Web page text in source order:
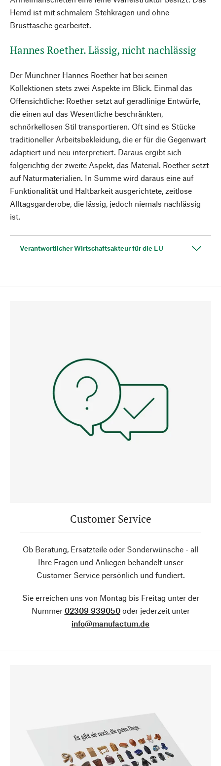
Hemd ist mit schmalem Stehkragen und ohne
Brusttasche gearbeitet.
Hannes Roether. Lässig, nicht nachlässig
Der Münchner Hannes Roether hat bei seinen
Kollektionen stets zwei Aspekte im Blick. Einmal das
Offensichtliche: Roether setzt auf geradlinige Entwürfe,
die einen auf das Wesentliche beschränkten,
schnörkellosen Stil transportieren. Oft sind es Stücke
traditioneller Arbeitsbekleidung, die er für die Gegenwart
adaptiert und neu interpretiert. Daraus ergibt sich
folgerichtig der zweite Aspekt, das Material. Roether setzt
auf Naturmaterialien. In Summe wird daraus eine auf
Funktionalität und Haltbarkeit ausgerichtete, zeitlose
Alltagsgarderobe, die lässig, jedoch niemals nachlässig
ist.
Verantwortlicher Wirtschaftsakteur für die EU
Customer Service
Ob Beratung, Ersatzteile oder Sonderwünsche - all
Ihre Fragen und Anliegen behandelt unser
Customer Service persönlich und fundiert.
Sie erreichen uns von Montag bis Freitag unter der
Nummer 02309 939050oder jederzeit unter
info@manufactum.de